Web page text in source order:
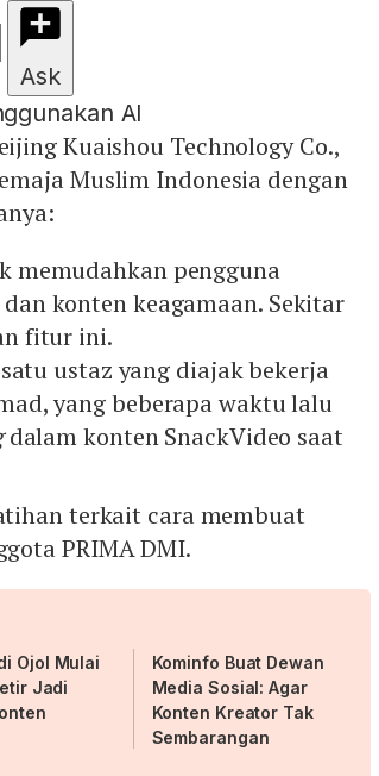
Ask
AI
Kuaishou Technology Co.,
Muslim Indonesia dengan
memudahkan pengguna
konten keagamaan. Sekitar
fitur ini.
ustaz yang diajak bekerja
yang beberapa waktu lalu
dalam kontenSnackVideo saat
terkait cara membuat
PRIMA DMI.
Ojol Mulai
Jadi
Kominfo Buat Dewan
Media Sosial: Agar
Konten Kreator Tak
Sembarangan